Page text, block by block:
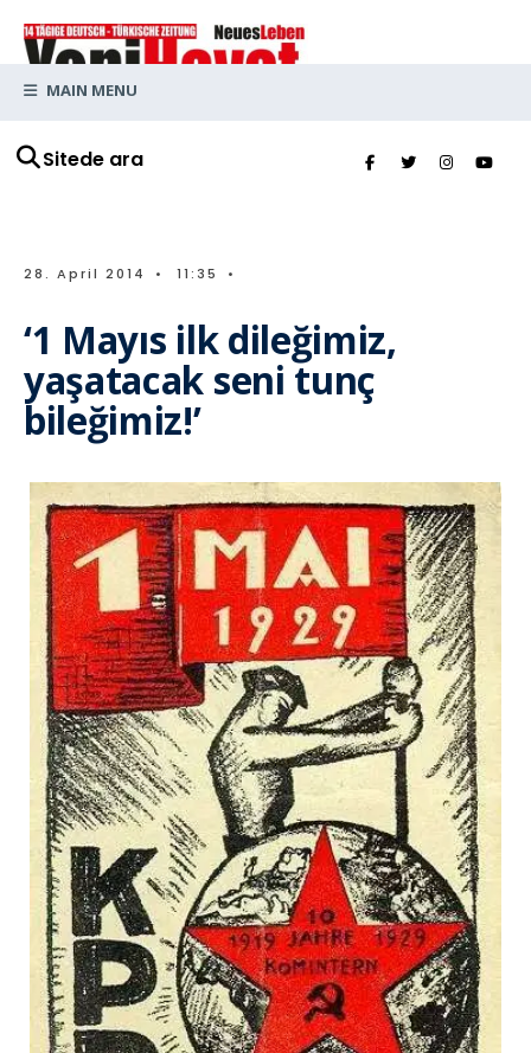
Sitede ara
MAIN MENU
28. April 2014 • 11:35 •
‘1 Mayıs ilk dileğimiz,
yaşatacak seni tunç
bileğimiz!’